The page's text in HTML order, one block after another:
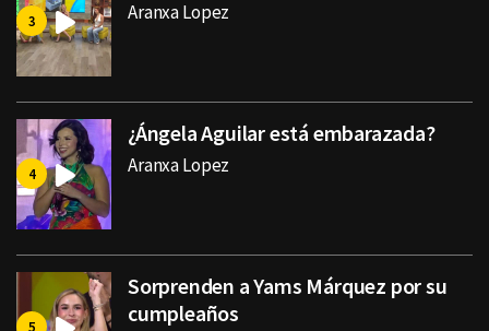
Aranxa Lopez
¿Ángela Aguilar está embarazada?
Aranxa Lopez
Sorprenden a Yams Márquez por su
cumpleaños